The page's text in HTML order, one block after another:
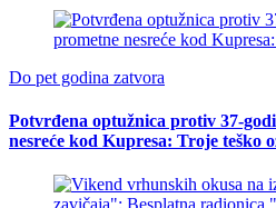
Do pet godina zatvora
Potvrđena optužnica protiv 37-
nesreće kod Kupresa: Troje teško